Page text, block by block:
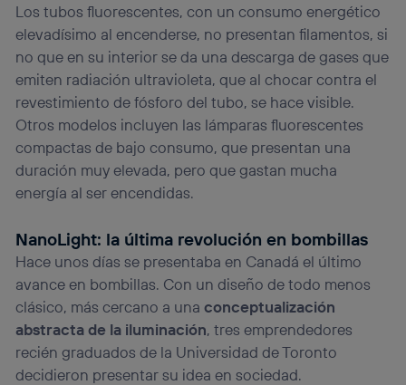
Los tubos fluorescentes, con un consumo energético
elevadísimo al encenderse, no presentan filamentos, si
no que en su interior se da una descarga de gases que
emiten radiación ultravioleta, que al chocar contra el
revestimiento de fósforo del tubo, se hace visible.
Otros modelos incluyen las lámparas fluorescentes
compactas de bajo consumo, que presentan una
duración muy elevada, pero que gastan mucha
energía al ser encendidas.
NanoLight: la última revolución en bombillas
Hace unos días se presentaba en Canadá el último
avance en bombillas. Con un diseño de todo menos
clásico, más cercano a unaconceptualización
abstracta de la iluminación, tres emprendedores
recién graduados de la Universidad de Toronto
decidieron presentar su idea en sociedad.
(p. ej., número de teléfono móvil).
Este identificador se asigna a la conexión de internet, por
lo que cualquier persona que conecte su dispositivo y
consienta el uso de la tecnología recibirá el mismo
identificador. Típicamente:
Si utilizas unaconexión de banda ancha (p. ej., Wi-Fi),
el marketing o análisis se realizará en función de las
actividades de navegación de los miembros del hogar
que hayan dado su consentimiento.
Si utilizasdatos móviles, el marketing será más
navegación del usuario del móvil.
Puedes gestionar los consentimientos Utiq seleccionando
“Administrar Utiq” en la parte inferior de esta página web o
visitando el portal de privacidad de Utiq
(“consenthub”). Para más información, consulta
política de privacidad de Utiq